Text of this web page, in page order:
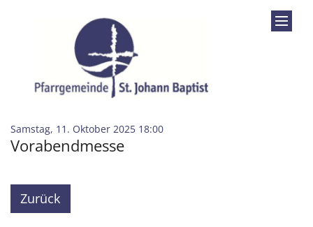
Samstag, 11. Oktober 2025 18:00:
Vorabendmesse
Zurück